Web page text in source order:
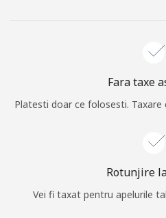
sau
Fara taxe
Platesti doar ce folosesti.
Rotunjire
Vei fi taxat pentru apelurile